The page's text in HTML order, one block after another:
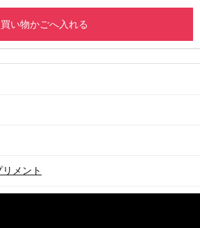
買い物かごへ入れる
メント